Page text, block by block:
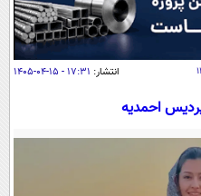
انتشار: ۱۷:۳۱ - ۱۵-۰۴-۱۴۰۵
احمدیه